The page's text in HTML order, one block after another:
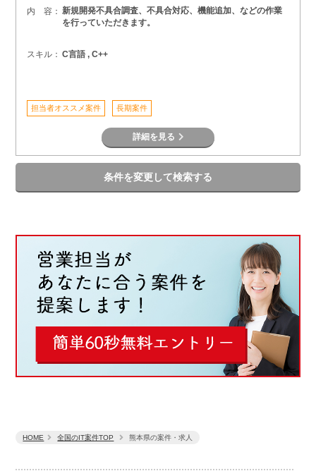
HOME 全国のIT案件TOP 熊本県の案件・求人
内 容： 新規開発不具合調査、不具合対応、機能追加、などの作業
を行っていただきます。
スキル： C言語 , C++
担当者オススメ案件 長期案件
詳細を見る
条件を変更して検索する